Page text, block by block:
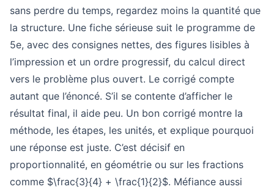
sans perdre du temps, regardez moins la quantité que
la structure. Une fiche sérieuse suit le programme de
5e, avec des consignes nettes, des figures lisibles à
l’impression et un ordre progressif, du calcul direct
vers le problème plus ouvert. Le corrigé compte
autant que l’énoncé. S’il se contente d’afficher le
résultat final, il aide peu. Un bon corrigé montre la
méthode, les étapes, les unités, et explique pourquoi
une réponse est juste. C’est décisif en
proportionnalité, en géométrie ou sur les fractions
comme $\frac{3}{4} + \frac{1}{2}$. Méfiance aussi